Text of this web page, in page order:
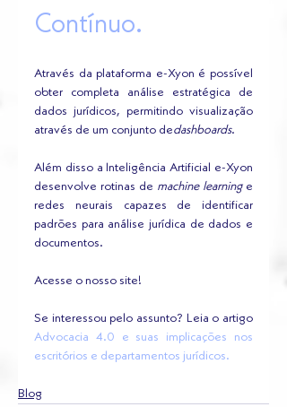
Contínuo.
Através da plataforma e-Xyon é possível
obter completa análise estratégica de
dados jurídicos, permitindo visualização
através de um conjunto dedashboards.
Além disso a Inteligência Artificial e-Xyon
desenvolve rotinas de machine learning e
redes neurais capazes de identificar
padrões para análise jurídica de dados e
documentos.
Acesse o nosso site!
Advocacia 4.0 e suas implicações nos
escritórios e departamentos jurídicos.
Blog